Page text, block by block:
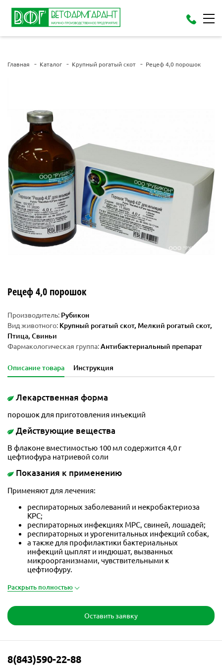
Главная Каталог Крупный рогатый скот Рецеф 4,0 порошок
Рецеф 4,0 порошок
Производитель: Рубикон
Вид животного: Крупный рогатый скот, Мелкий рогатый скот,
Птица, Свиньи
Фармакологическая группа:Антибактериальный препарат
Описание товара Инструкция
Лекарственная форма
порошок для приготовления инъекций
Действующие вещества
В флаконе вместимостью 100 мл содержится 4,0 г
цефтиофура натриевой соли
Показания к применению
Применяют для лечения:
респираторных заболеваний и некробактериоза
КРС;
респираторных инфекциях МРС, свиней, лошадей;
респираторных и урогенитальных инфекций собак,
а также для профилактики бактериальных
инфекций цыплят и индюшат, вызванных
микроорганизмами, чувствительными к
цефтиофуру.
Раскрыть полностью
Оставить заявку
8(843)590-22-88